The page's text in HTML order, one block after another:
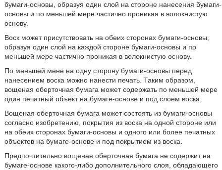
бумаги-основы, образуя один слой на стороне нанесения бумаги-
основы и по меньшей мере частично проникая в волокнистую
основу.
Воск может присутствовать на обеих сторонах бумаги-основы,
образуя один слой на каждой стороне бумаги-основы и по
меньшей мере частично проникая в волокнистую основу.
По меньшей мене на одну сторону бумаги-основы перед
нанесением воска можно нанести печать. Таким образом,
вощеная оберточная бумага может содержать по меньшей мере
один печатный объект на бумаге-основе и под слоем воска.
Вощеная оберточная бумага может состоять из бумаги-основы
согласно изобретению, покрытия из воска на одной стороне или
на обеих сторонах бумаги-основы и одного или более печатных
объектов на бумаге-основе и под покрытием из воска.
Предпочтительно вощеная оберточная бумага не содержит на
бумаге-основе какого-либо дополнительного слоя, обладающего